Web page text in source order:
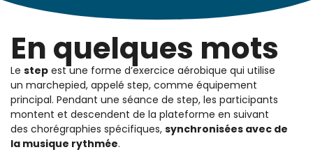
En quelques mots
Le step est une forme d’exercice aérobique qui utilise
un marchepied, appelé step, comme équipement
principal. Pendant une séance de step, les participants
montent et descendent de la plateforme en suivant
des chorégraphies spécifiques, synchronisées avec de
la musique rythmée.